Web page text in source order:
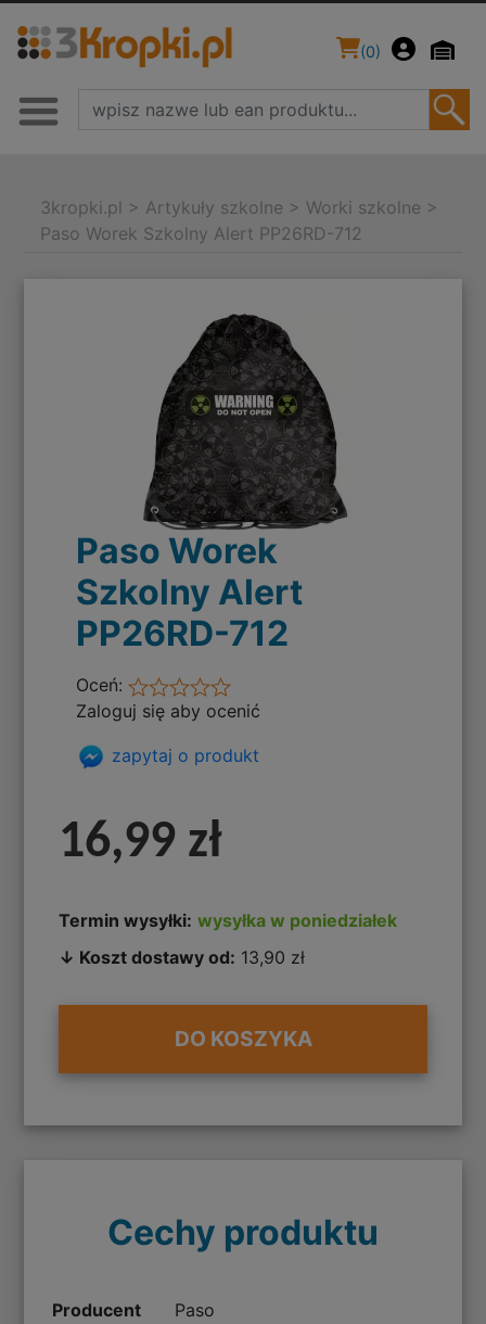
(0)
3kropki.pl > Artykuły szkolne > Worki szkolne >
Paso Worek Szkolny Alert PP26RD-712
Paso Worek
Szkolny Alert
PP26RD-712
Oceń:
Zaloguj się aby ocenić
zapytaj o produkt
16,99 zł
Termin wysyłki: wysyłka w poniedziałek
↓ Koszt dostawy od: 13,90 zł
DO KOSZYKA
Cechy produktu
Producent Paso